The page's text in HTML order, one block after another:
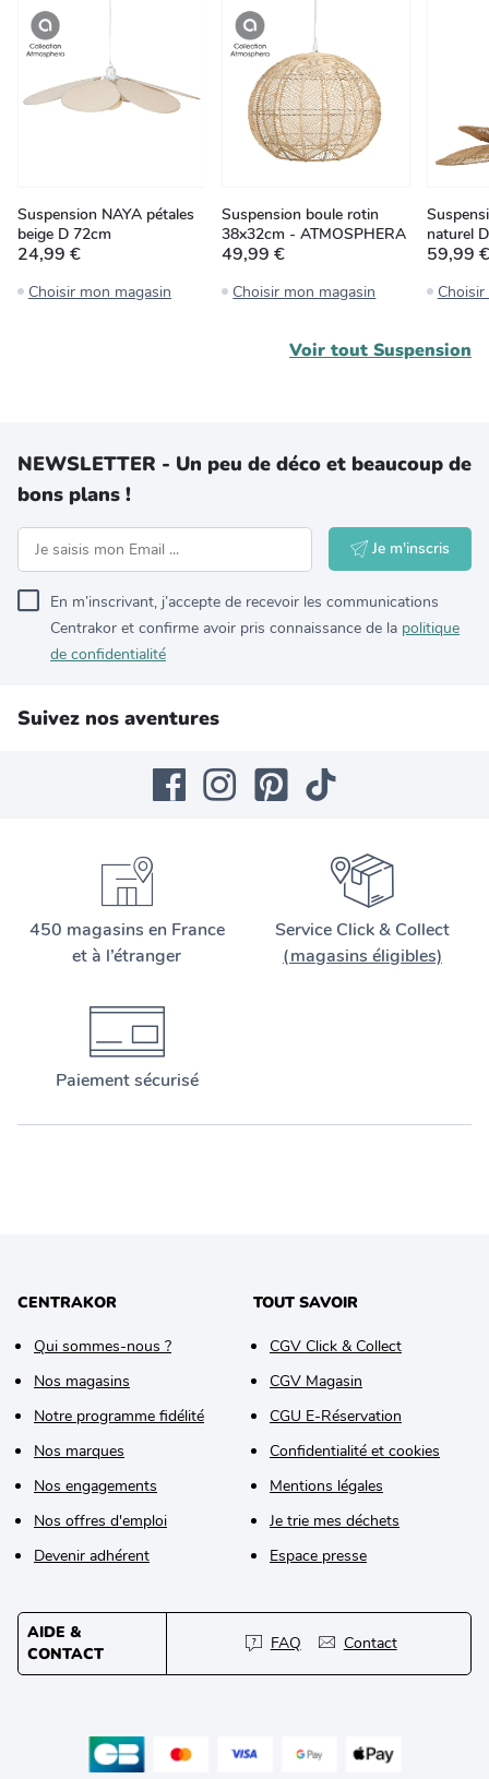
Suspension NAYA pétales
beige D 72cm
24,99 €
Choisir mon magasin
Suspension boule rotin
38x32cm - ATMOSPHERA
49,99 €
Choisir mon magasin
naturel
59,99 €
Voir tout Suspension
NEWSLETTER - Un peu de déco et beaucoup de
bons plans !
Je m'inscris
En m’inscrivant, j’accepte de recevoir les communications
Centrakor et confirme avoir pris connaissance de la politique
de confidentialité
Suivez nos aventures
450 magasins en France
et à l’étranger
Service Click & Collect
(magasins éligibles)
Paiement sécurisé
CENTRAKOR
Qui sommes-nous ?
Nos magasins
Notre programme fidélité
Nos marques
Nos engagements
Nos offres d'emploi
Devenir adhérent
TOUT SAVOIR
CGV Click & Collect
CGV Magasin
CGU E-Réservation
Confidentialité et cookies
Mentions légales
Je trie mes déchets
Espace presse
AIDE &
CONTACT
FAQ Contact